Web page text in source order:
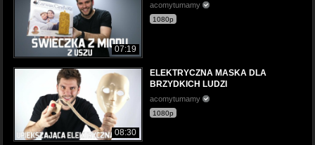
07:19
acomytumamy
1080p
08:30
ELEKTRYCZNA MASKA DLA
BRZYDKICH LUDZI
acomytumamy
1080p